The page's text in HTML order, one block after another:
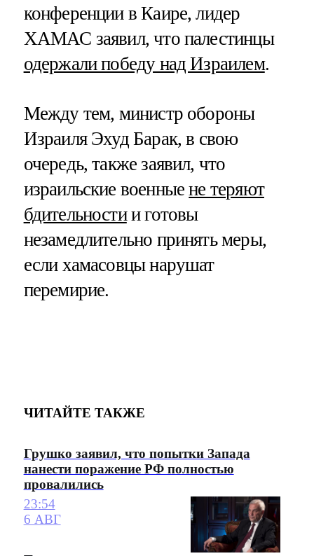
конференции в Каире, лидер
ХАМАС заявил, что палестинцы
одержали победу над Израилем.
Между тем, министр обороны
Израиля Эхуд Барак, в свою
очередь, также заявил, что
израильские военныене теряют
бдительностии готовы
незамедлительно принять меры,
если хамасовцы нарушат
перемирие.
ЧИТАЙТЕ ТАКЖЕ
Грушко заявил, что попытки Запада
нанести поражение РФ полностью
провалились
23:54
6 АВГ